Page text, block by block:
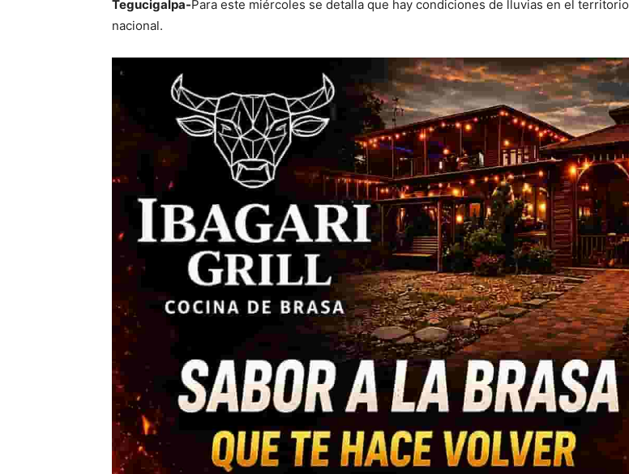
Tegucigalpa-Para este miércoles se detalla que hay condiciones de lluvias en el territorio
nacional.